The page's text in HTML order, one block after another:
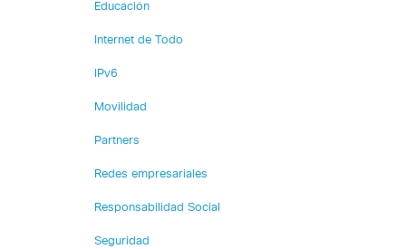
Educación
Internet de Todo
IPv6
Movilidad
Partners
Redes empresariales
Responsabilidad Social
Seguridad